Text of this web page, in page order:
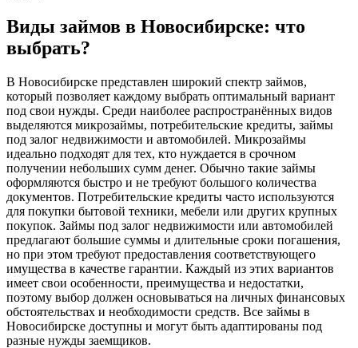
Виды займов в Новосибирске: что
выбрать?
В Новосибирске представлен широкий спектр займов,
который позволяет каждому выбрать оптимальный вариант
под свои нужды. Среди наиболее распространённых видов
выделяются микрозаймы, потребительские кредиты, займы
под залог недвижимости и автомобилей. Микрозаймы
идеально подходят для тех, кто нуждается в срочном
получении небольших сумм денег. Обычно такие займы
оформляются быстро и не требуют большого количества
документов. Потребительские кредиты часто используются
для покупки бытовой техники, мебели или других крупных
покупок. Займы под залог недвижимости или автомобилей
предлагают большие суммы и длительные сроки погашения,
но при этом требуют предоставления соответствующего
имущества в качестве гарантии. Каждый из этих вариантов
имеет свои особенности, преимущества и недостатки,
поэтому выбор должен основываться на личных финансовых
обстоятельствах и необходимости средств. Все займы в
Новосибирске доступны и могут быть адаптированы под
разные нужды заемщиков.